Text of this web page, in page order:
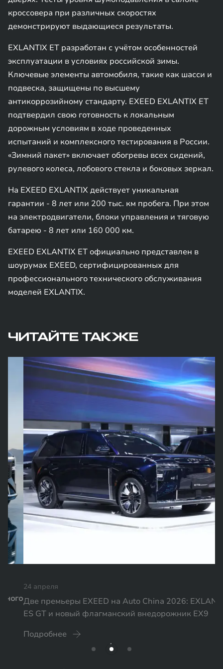
кроссовера при различных скоростях
демонстрируют выдающиеся результаты.
EXLANTIX ET разработан с учётом особенностей
эксплуатации в условиях российской зимы.
Ключевые элементы автомобиля, такие как шасси и
подвеска, защищены по высшему
антикоррозийному стандарту. EXEED EXLANTIX ET
подтвердил свою готовность к локальным
дорожным условиям в ходе проведенных
испытаний и комплексного тестирования в России.
«Зимний пакет» включает обогревы всех сидений,
рулевого колеса, лобового стекла и боковых зеркал.
На EXEED EXLANTIX действует уникальная
гарантии - 8 лет или 200 тыс. км пробега. При этом
на электродвигатели, блоки управления и тяговую
батарею - 8 лет или 160 000 км.
EXEED EXLANTIX ET официально представлен в
шоурумах EXEED, сертифицированных для
профессионального технического обслуживания
моделей EXLANTIX.
ЧИТАЙТЕ ТАКЖЕ
Две премьеры EXEED на Auto China 2026: EXLANTIX
ES GT и новый флагманский внедорожник EX9